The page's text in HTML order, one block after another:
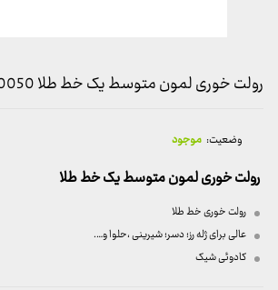
رولت خوری لمون متوسط یک خط طلا 0050
وضعیت: موجود
رولت خوری لمون متوسط یک خط طلا
رولت خوری خط طلا
عالی برای ژله رز؛ دسر؛ شیرینی ،حلوا و….
کادوئی شیک